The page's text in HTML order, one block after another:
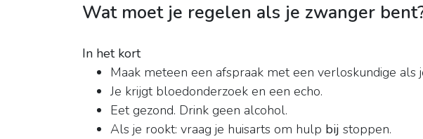
Wat moet je regelen als je zwanger
In het kort
Maak meteen een afspraak met een verloskundige als
Je krijgt bloedonderzoek en een echo.
Eet gezond. Drink geen alcohol.
Als je rookt: vraag je huisarts om hulp bij stoppen.